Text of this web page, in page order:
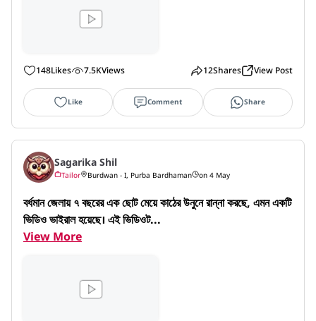
148Likes 7.5KViews 12Shares View Post
Like Comment Share
Sagarika Shil
Tailor Burdwan - I, Purba Bardhaman on 4 May
বর্ধমান জেলায় ৭ বছরের এক ছোট মেয়ে কাঠের উনুনে রান্না করছে, এমন একটি
ভিডিও ভাইরাল হয়েছে। এই ভিডিওট...
View More